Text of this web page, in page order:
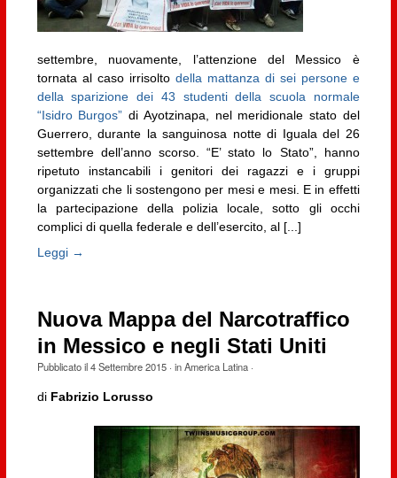
settembre, nuovamente, l’attenzione del Messico è
tornata al caso irrisolto della mattanza di sei persone e
della sparizione dei 43 studenti della scuola normale
“Isidro Burgos” di Ayotzinapa, nel meridionale stato del
Guerrero, durante la sanguinosa notte di Iguala del 26
settembre dell’anno scorso. “E’ stato lo Stato”, hanno
ripetuto instancabili i genitori dei ragazzi e i gruppi
organizzati che li sostengono per mesi e mesi. E in effetti
la partecipazione della polizia locale, sotto gli occhi
complici di quella federale e dell’esercito, al [...]
Leggi →
Nuova Mappa del Narcotraffico
in Messico e negli Stati Uniti
Pubblicato il4 Settembre 2015· inAmerica Latina·
di Fabrizio Lorusso